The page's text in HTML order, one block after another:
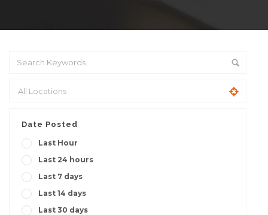
Date Posted
Last Hour
Last 24 hours
Last 7 days
Last 14 days
Last 30 days